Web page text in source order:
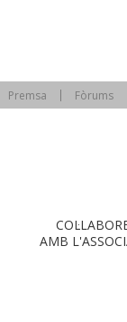
Premsa Fòrums
AMB